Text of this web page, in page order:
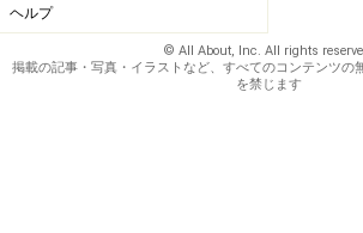
ヘルプ
© All About, Inc. All rights
掲載の記事・写真・イラストなど、すべてのコンテンツの
を禁じます